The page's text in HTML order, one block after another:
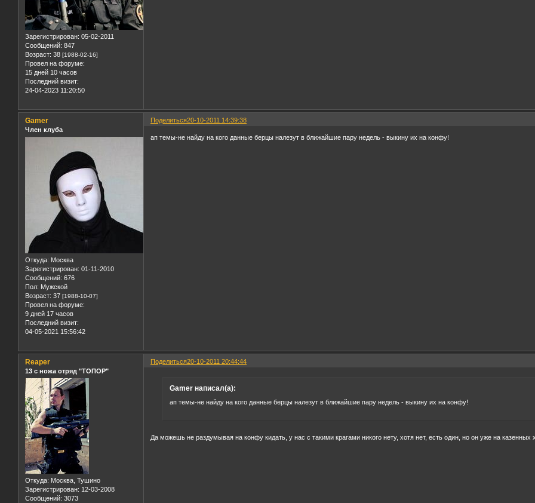
Зарегистрирован: 05-02-2011
Сообщений: 847
Возраст: 38 [1988-02-16]
Провел на форуме:
15 дней 10 часов
Последний визит:
24-04-2023 11:20:50
Поделиться20-10-2011 14:39:38
Gamer
Член клуба
Откуда: Москва
Зарегистрирован: 01-11-2010
Сообщений: 676
Пол: Мужской
Возраст: 37 [1988-10-07]
Провел на форуме:
9 дней 17 часов
Последний визит:
04-05-2021 15:56:42
ап темы-не найду на кого данные берцы налезут в ближайшие пару недель - выкину их на конфу!
Поделиться20-10-2011 20:44:44
Reaper
13 с ножа отряд "ТОПОР"
Откуда: Москва, Тушино
Зарегистрирован: 12-03-2008
Сообщений: 3073
Gamer написал(а):
ап темы-не найду на кого данные берцы налезут в ближайшие пару недель - выкину их на конфу!
Да можешь не раздумывая на конфу кидать, у нас с такими крагами никого нету, хотя нет, есть один, но он уже на казенных